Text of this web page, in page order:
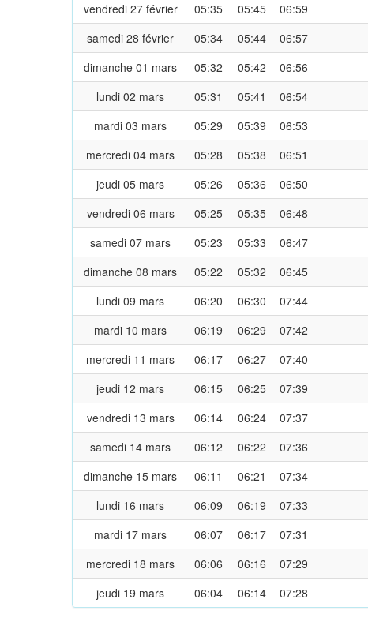
vendredi 27 février
05:35 05:45 06:59
samedi 28 février
05:34 05:44 06:57
dimanche 01 mars
05:32 05:42 06:56
lundi 02 mars
05:31 05:41 06:54
mardi 03 mars
05:29 05:39 06:53
mercredi 04 mars
05:28 05:38 06:51
jeudi 05 mars
05:26 05:36 06:50
vendredi 06 mars
05:25 05:35 06:48
samedi 07 mars
05:23 05:33 06:47
dimanche 08 mars
05:22 05:32 06:45
lundi 09 mars
06:20 06:30 07:44
mardi 10 mars
06:19 06:29 07:42
mercredi 11 mars
06:17 06:27 07:40
jeudi 12 mars
06:15 06:25 07:39
vendredi 13 mars
06:14 06:24 07:37
samedi 14 mars
06:12 06:22 07:36
dimanche 15 mars
06:11 06:21 07:34
lundi 16 mars
06:09 06:19 07:33
mardi 17 mars
06:07 06:17 07:31
mercredi 18 mars
06:06 06:16 07:29
jeudi 19 mars
06:04 06:14 07:28